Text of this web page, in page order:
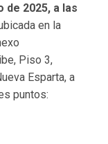
de 2025, a las
en la
Piso 3,
Esparta, a
puntos: